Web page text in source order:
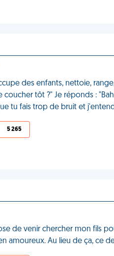
des enfants, nettoie,
coucher tôt ?" Je réponds :
tu fais trop de bruit et
5 265
de venir chercher mon fils
amoureux. Au lieu de ça, ce